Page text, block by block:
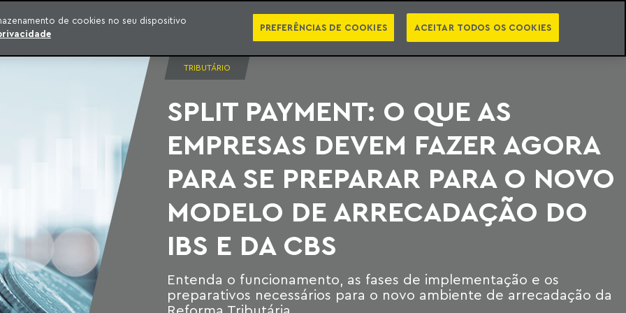
SÉRIES PUBLICAÇÕES EBOOKS PODCASTS NEWSLETTER VIDEOCASTS PT EN CATEGORIAS
TRIBUTÁRIO
SPLIT PAYMENT: O QUE AS
EMPRESAS DEVEM FAZER AGORA
PARA SE PREPARAR PARA O NOVO
MODELO DE ARRECADAÇÃO DO
IBS E DA CBS
Entenda o funcionamento, as fases de implementação e os
preparativos necessários para o novo ambiente de arrecadação da
de cookies no seu dispositivo
PREFERÊNCIAS DE COOKIES ACEITAR TODOS OS COOKIES